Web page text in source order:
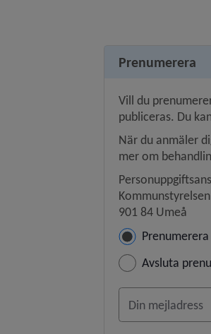
Prenumerera
Vill du
publiceras. Du
När du anmäler
mer om
Kommunstyrelsen
901 84 Umeå
HanteraPrenumerera
Avsluta
Din e-postadress